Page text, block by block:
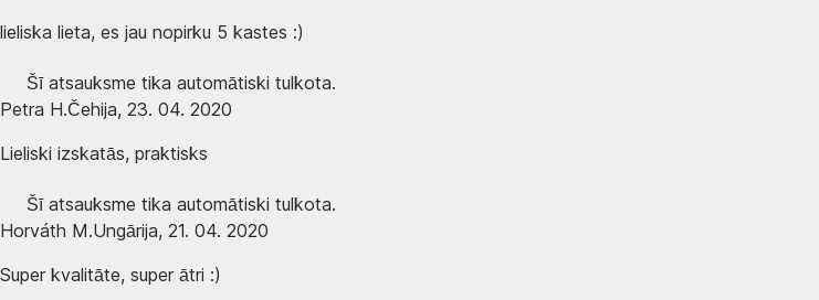
lieliska lieta, es jau nopirku 5 kastes :)
Šī atsauksme tika automātiski tulkota.
Petra H.Čehija, 23. 04. 2020
Lieliski izskatās, praktisks
Šī atsauksme tika automātiski tulkota.
Horváth M.Ungārija, 21. 04. 2020
Super kvalitāte, super ātri :)